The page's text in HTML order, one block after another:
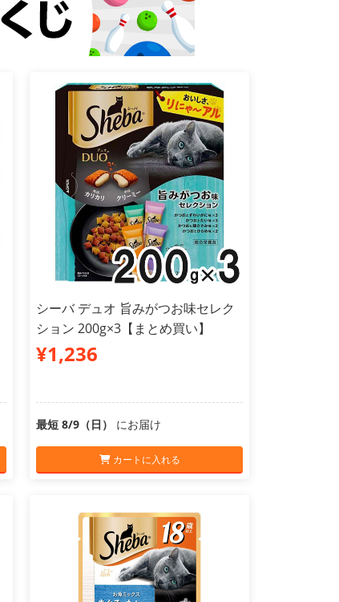
シーバ デュオ 旨みがつお味セレク
ション 200g×3【まとめ買い】
¥1,236
最短 8/9（日） にお届け
カートに入れる